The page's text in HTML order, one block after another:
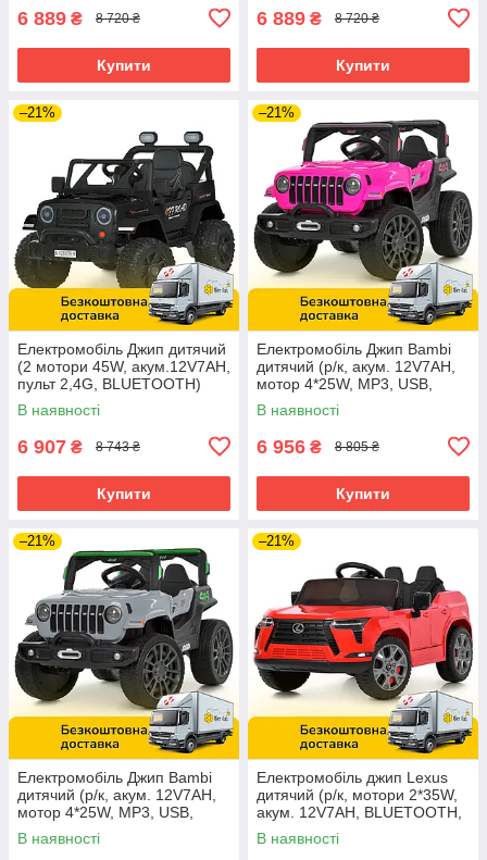
6 889 ₴ 8 720 ₴
Купити
6 889 ₴ 8 720 ₴
Купити
–21%
Електромобіль Джип дитячий
(2 мотори 45W, акум.12V7AH,
пульт 2,4G, BLUETOOTH)
Bambi M 6289EBLR-2 Чорний
В наявності
6 907 ₴ 8 743 ₴
Купити
–21%
Електромобіль Джип Bambi
дитячий (р/к, акум. 12V7AH,
мотор 4*25W, MP3, USB,
BLUETOOTH) M 6357EBLR-8
Рожевий
В наявності
6 956 ₴ 8 805 ₴
Купити
–21%
Електромобіль Джип Bambi
дитячий (р/к, акум. 12V7AH,
мотор 4*25W, MP3, USB,
BLUETOOTH) M 6357EBLR-
11 Сірий
В наявності
–21%
Електромобіль джип Lexus
дитячий (р/к, мотори 2*35W,
акум. 12V7AH, BLUETOOTH,
MP3, USB) Bambi M
6410EBLR-3 Червоний
В наявності